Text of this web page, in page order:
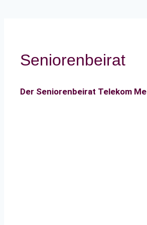
Seniorenbeirat
Der Seniorenbeirat Telekom